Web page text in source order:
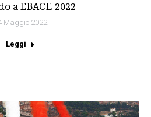
a EBACE 2022
Maggio 2022
Leggi